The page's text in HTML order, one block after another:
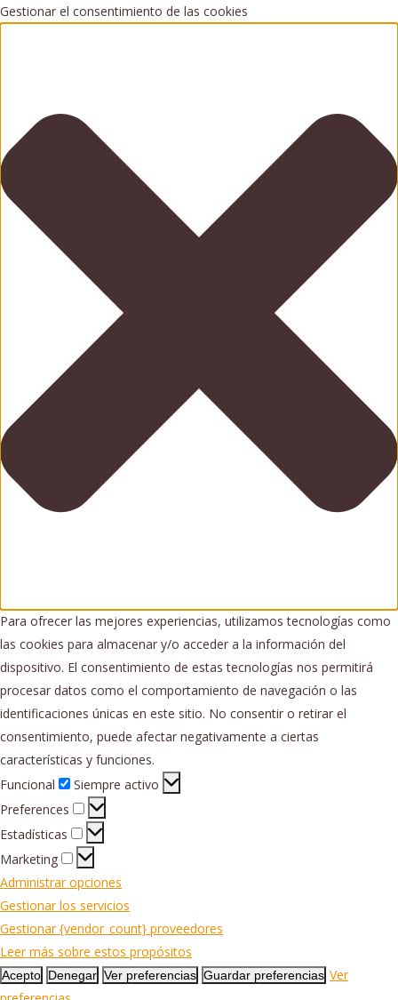
Gestionar el consentimiento de las cookies
Para ofrecer las mejores experiencias, utilizamos tecnologías como
las cookies para almacenar y/o acceder a la información del
dispositivo. El consentimiento de estas tecnologías nos permitirá
procesar datos como el comportamiento de navegación o las
identificaciones únicas en este sitio. No consentir o retirar el
consentimiento, puede afectar negativamente a ciertas
características y funciones.
Funcional
Funcional
Siempre activo
Preferences
Preferences
Estadísticas
Estadísticas
Marketing
Marketing
Administrar opciones
Gestionar los servicios
Gestionar {vendor_count} proveedores
Leer más sobre estos propósitos
Acepto Denegar Ver preferencias Guardar preferencias Ver